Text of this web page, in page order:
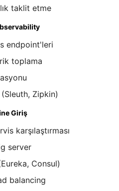
taklit etme
endpoint'leri
toplama
Zipkin)
Giriş
karşılaştırması
server
Consul)
balancing